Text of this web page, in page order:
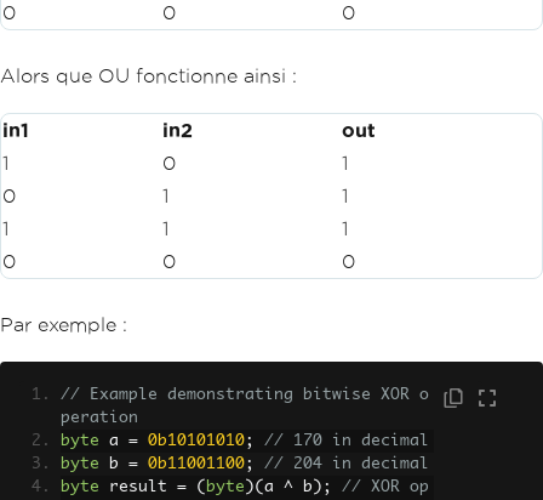
0
0 0
Alors que OU fonctionne ainsi :
in1 in2
out
1
0
1
0
1
1
1
1
1
0
0 0
Par exemple :
// Example demonstrating bitwise XOR o
peration
byte a = 0b10101010;
// 170 in decimal
byte b = 0b11001100;
// 204 in decimal
byte result = ( byte )( a ^ b );
// XOR op